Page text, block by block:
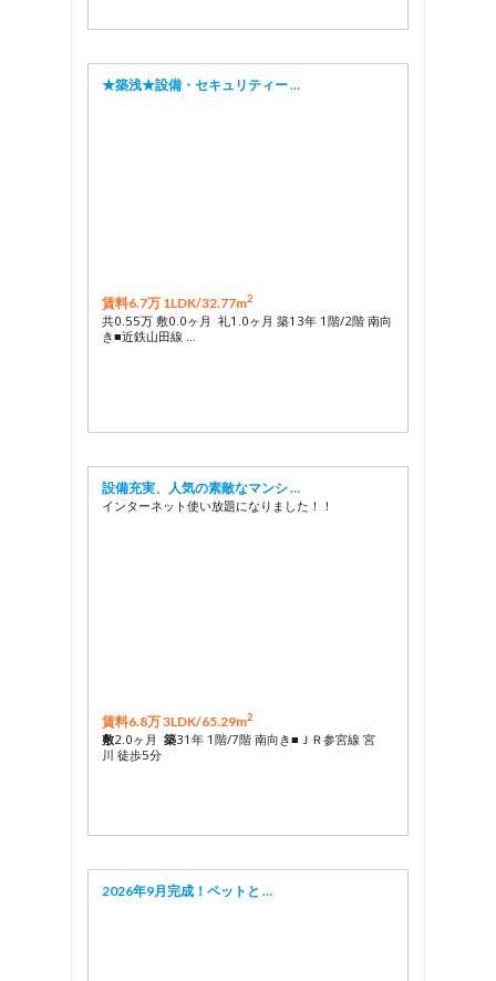
★築浅★設備・セキュリティー …
賃料6.7万 1LDK/32.77m2
共0.55万 敷0.0ヶ月 礼1.0ヶ月 築13年 1階/2階 南向
き■近鉄山田線 …
設備充実、人気の素敵なマンシ …
インターネット使い放題になりました！！
賃料6.8万 3LDK/65.29m2
敷2.0ヶ月 築31年 1階/7階 南向き■ＪＲ参宮線 宮
川 徒歩5分
2026年9月完成！ペットと …